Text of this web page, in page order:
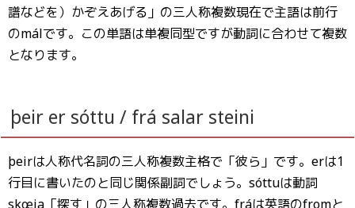
譜などを）かぞえあげる」の三人称複数現在で主語は前行
のmálです。この単語は単複同型ですが動詞に合わせて複数
となります。
þeir er sóttu / frá salar steini
þeirは人称代名詞の三人称複数主格で「彼ら」です。erは1
行目に書いたのと同じ関係副詞でしょう。sóttuは動詞
skœja「探す」の三人称複数過去です。fráは英語のfromと